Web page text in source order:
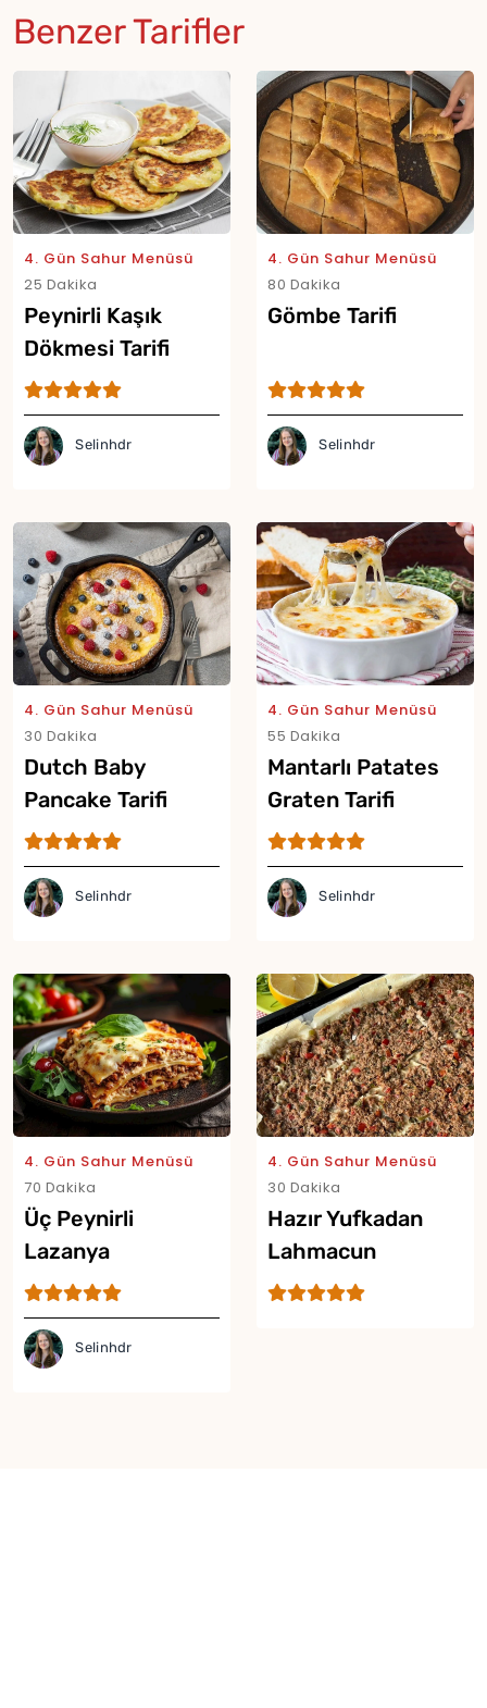
Benzer Tarifler
4. Gün Sahur Menüsü
25 Dakika
Peynirli Kaşık
Dökmesi Tarifi
Selinhdr
4. Gün Sahur Menüsü
80 Dakika
Gömbe Tarifi
Selinhdr
4. Gün Sahur Menüsü
30 Dakika
Dutch Baby
Pancake Tarifi
Selinhdr
4. Gün Sahur Menüsü
55 Dakika
Mantarlı Patates
Graten Tarifi
Selinhdr
4. Gün Sahur Menüsü
70 Dakika
Üç Peynirli
Lazanya
Selinhdr
4. Gün Sahur Menüsü
30 Dakika
Hazır Yufkadan
Lahmacun